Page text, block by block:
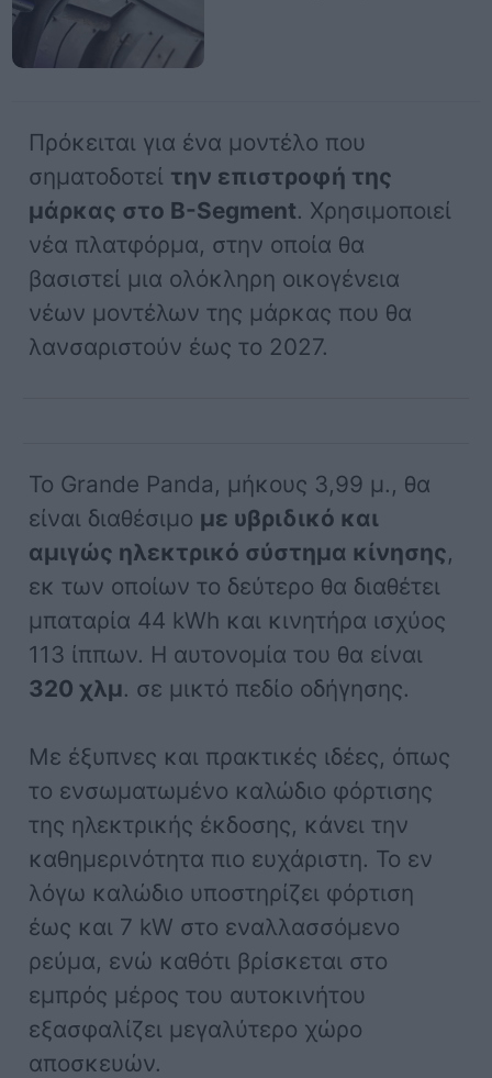
Πρόκειται για ένα μοντέλο που
σηματοδοτεί την επιστροφή της
μάρκας στο B-Segment. Χρησιμοποιεί
νέα πλατφόρμα, στην οποία θα
βασιστεί μια ολόκληρη οικογένεια
νέων μοντέλων της μάρκας που θα
λανσαριστούν έως το 2027.
Το Grande Panda, μήκους 3,99 μ., θα
είναι διαθέσιμο με υβριδικό και
αμιγώς ηλεκτρικό σύστημα κίνησης,
εκ των οποίων το δεύτερο θα διαθέτει
μπαταρία 44 kWh και κινητήρα ισχύος
113 ίππων. Η αυτονομία του θα είναι
320 χλμ. σε μικτό πεδίο οδήγησης.
Με έξυπνες και πρακτικές ιδέες, όπως
το ενσωματωμένο καλώδιο φόρτισης
της ηλεκτρικής έκδοσης, κάνει την
καθημερινότητα πιο ευχάριστη. Το εν
λόγω καλώδιο υποστηρίζει φόρτιση
έως και 7 kW στο εναλλασσόμενο
ρεύμα, ενώ καθότι βρίσκεται στο
εμπρός μέρος του αυτοκινήτου
εξασφαλίζει μεγαλύτερο χώρο
αποσκευών.